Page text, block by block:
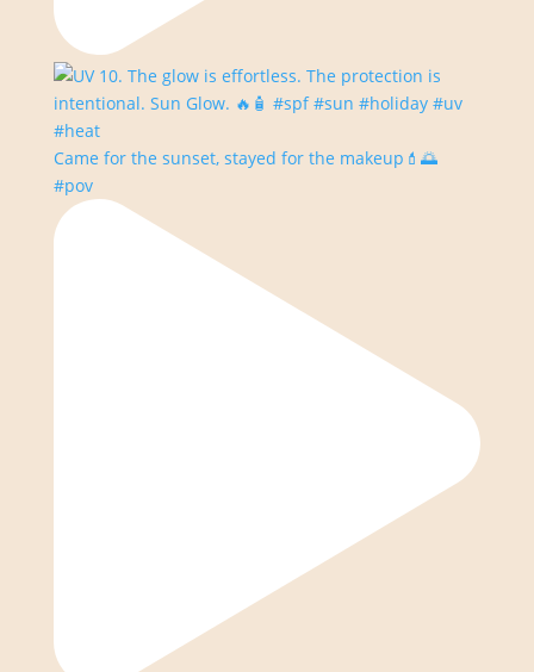
Came for the sunset, stayed for the makeup💄🌅
#pov